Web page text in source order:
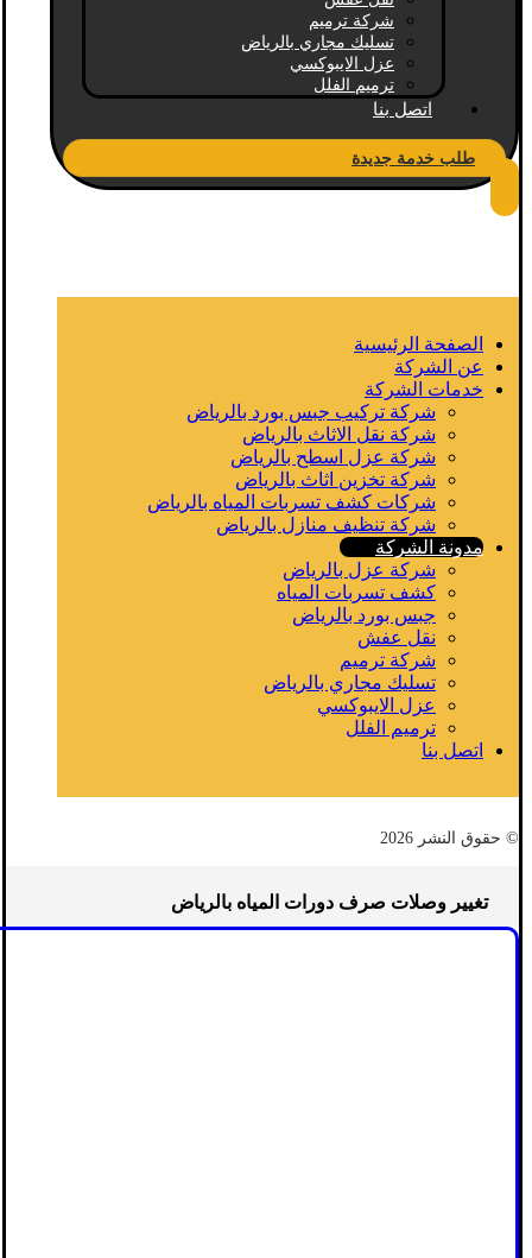
شركة ترميم
تسليك مجاري بالرياض
عزل الايبوكسي
ترميم الفلل
اتصل بنا
طلب خدمة جديدة
الصفحة الرئيسية
عن الشركة
خدمات الشركة
شركة تركيب جبس بورد بالرياض
شركة نقل الاثاث بالرياض
شركة عزل اسطح بالرياض
شركة تخزين اثاث بالرياض
شركات كشف تسربات المياه بالرياض
شركة تنظيف منازل بالرياض
مدونة الشركة
شركة عزل بالرياض
كشف تسربات المياه
جبس بورد بالرياض
نقل عفش
شركة ترميم
تسليك مجاري بالرياض
عزل الايبوكسي
ترميم الفلل
اتصل بنا
© حقوق النشر 2026
تغيير وصلات صرف دورات المياه بالرياض